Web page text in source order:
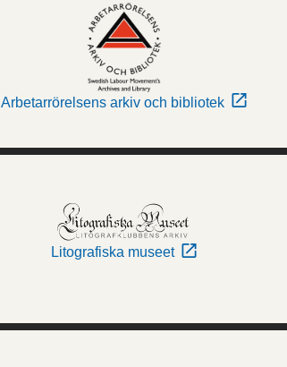
Arbetarrörelsens arkiv och bibliotek
Litografiska museet